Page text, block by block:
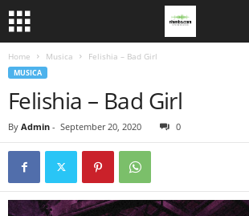
Home Musica Felishia – Bad Girl
MUSICA
Felishia – Bad Girl
By Admin - September 20, 2020 0